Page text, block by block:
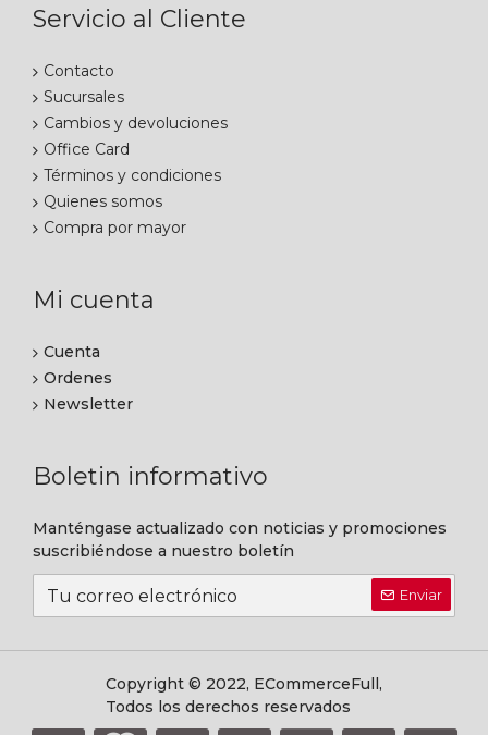
Servicio al Cliente
Contacto
Sucursales
Cambios y devoluciones
Office Card
Términos y condiciones
Quienes somos
Compra por mayor
Mi cuenta
Cuenta
Ordenes
Newsletter
Boletin informativo
Manténgase actualizado con noticias y promociones
suscribiéndose a nuestro boletín
Enviar
Copyright © 2022, ECommerceFull,
Todos los derechos reservados